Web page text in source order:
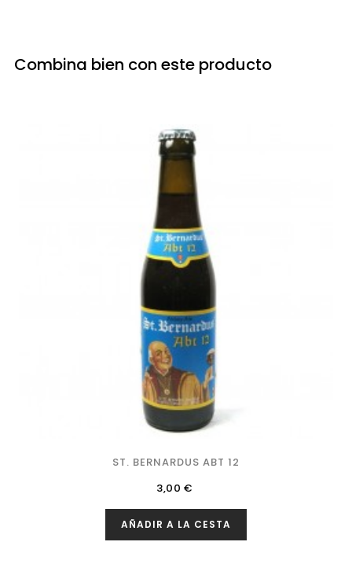
Combina bien con este producto
ST. BERNARDUS ABT 12
Precio
3,00 €
AÑADIR A LA CESTA